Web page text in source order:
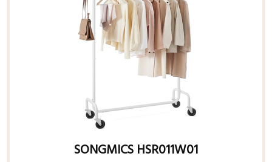
SONGMICS HSR011W01